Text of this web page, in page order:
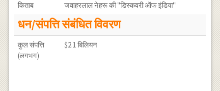
किताब जवाहरलाल नेहरू की "डिस्कवरी ऑफ इंडिया"
धन/संपत्ति संबंधित विवरण
कुल संपत्ति
(लगभग)
$2.1 बिलियन